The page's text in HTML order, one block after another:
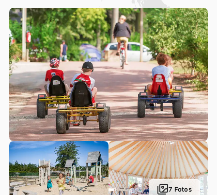
Pedal-Gokarts, Wasserball- und Mannschaftssportturniere
und vieles mehr. Für Ihre kleinen Lieblinge haben wir an
alles gedacht! Auf dem Campingplatz gibt es viele
kinderfreundliche Einrichtungen: Rutschen, Schaukeln,
Drehkreuze usw. Und damit sie sich austoben und
gleichzeitig neue Freunde finden können, gibt es unsere
Kids und Junior Clubs.
7 Fotos